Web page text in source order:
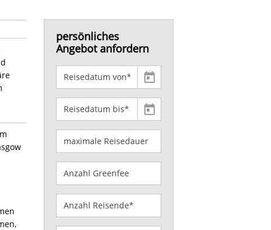
persönliches
Angebot anfordern